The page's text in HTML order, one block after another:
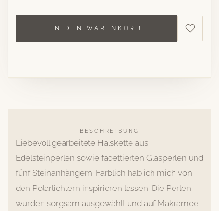
IN DEN WARENKORB
· BESCHREIBUNG ·
Liebevoll gearbeitete Halskette aus
Edelsteinperlen sowie facettierten Glasperlen und
fünf Steinanhängern. Farblich hab ich mich von
den Polarlichtern inspirieren lassen. Die Perlen
wurden sorgsam ausgewählt und auf Makramee